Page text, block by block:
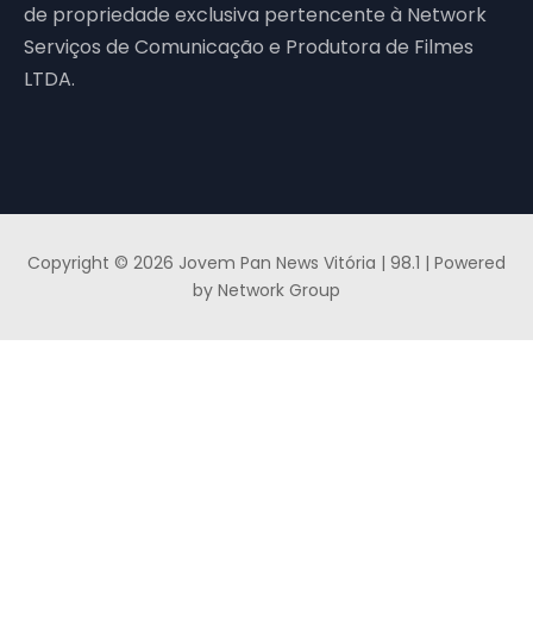
de propriedade exclusiva pertencente à Network
Serviços de Comunicação e Produtora de Filmes
LTDA.
Copyright © 2026 Jovem Pan News Vitória | 98.1 | Powered
by Network Group